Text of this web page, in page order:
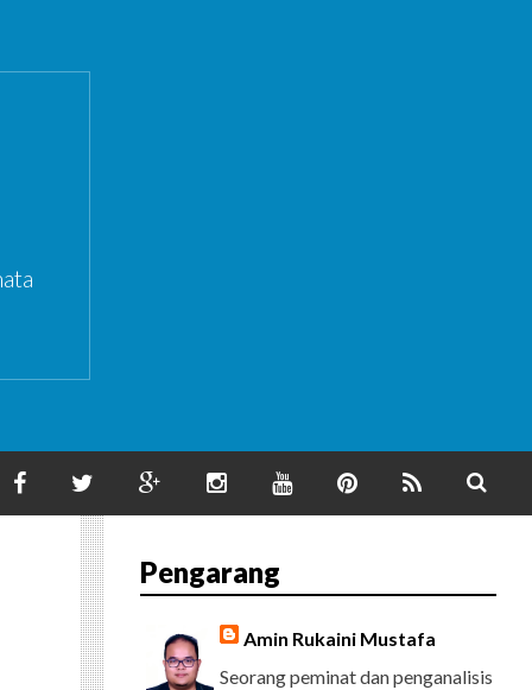
I
T
T
E
R
L
E
L
U
S
A
G
A
B
R
S
Pengarang
Amin Rukaini Mustafa
Seorang peminat dan penganalisis